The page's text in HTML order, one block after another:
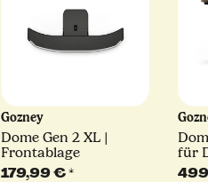
Gozney
Dome Gen 2 XL |
Frontablage
179,99 €*
für
XL